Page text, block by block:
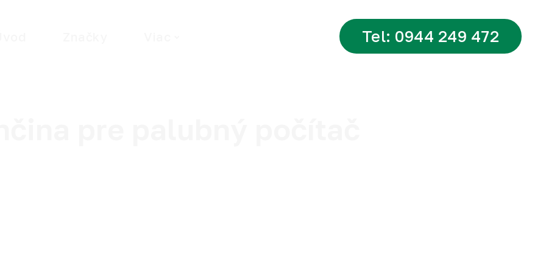
Tel: 0944 249 472